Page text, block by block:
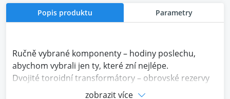
Popis produktu Parametry
Ručně vybrané komponenty – hodiny poslechu,
abychom vybrali jen ty, které zní nejlépe.
Dvojité toroidní transformátory – obrovské rezervy
výkonu pro konzistentní tonalitu.
zobrazit více